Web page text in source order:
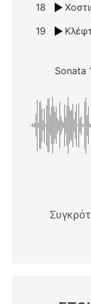
18
19
Sonata